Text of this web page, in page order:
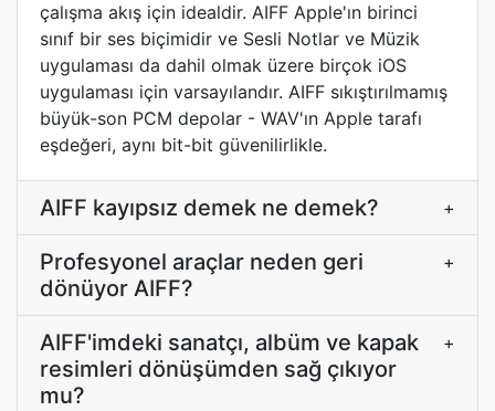
çalışma akış için idealdir. AIFF Apple'ın birinci
sınıf bir ses biçimidir ve Sesli Notlar ve Müzik
uygulaması da dahil olmak üzere birçok iOS
uygulaması için varsayılandır. AIFF sıkıştırılmamış
büyük-son PCM depolar - WAV'ın Apple tarafı
eşdeğeri, aynı bit-bit güvenilirlikle.
AIFF kayıpsız demek ne demek? +
Profesyonel araçlar neden geri
dönüyor AIFF?
+
AIFF'imdeki sanatçı, albüm ve kapak
resimleri dönüşümden sağ çıkıyor
mu?
+